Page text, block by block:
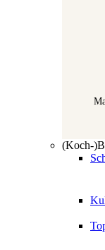
(Koch-